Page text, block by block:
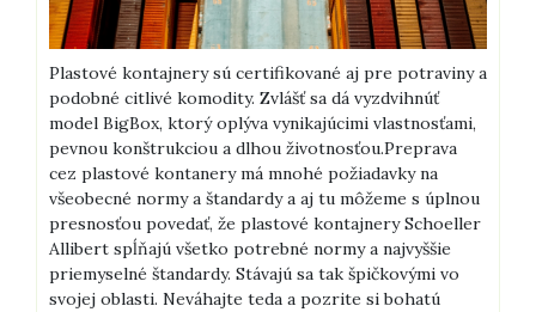
Plastové kontajnery sú certifikované aj pre potraviny a
podobné citlivé komodity. Zvlášť sa dá vyzdvihnúť
model BigBox, ktorý oplýva vynikajúcimi vlastnosťami,
pevnou konštrukciou a dlhou životnosťou.Preprava
cez plastové kontanery má mnohé požiadavky na
všeobecné normy a štandardy a aj tu môžeme s úplnou
presnosťou povedať, že plastové kontajnery Schoeller
Allibert spĺňajú všetko potrebné normy a najvyššie
priemyselné štandardy. Stávajú sa tak špičkovými vo
svojej oblasti. Neváhajte teda a pozrite si bohatú